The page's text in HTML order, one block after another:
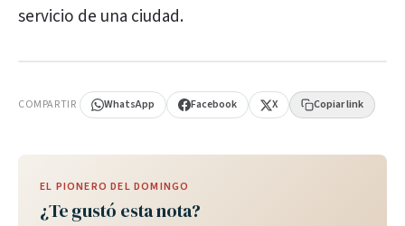
servicio de una ciudad.
COMPARTIR WhatsApp Facebook X Copiar link
EL PIONERO DEL DOMINGO
¿Te gustó esta nota?